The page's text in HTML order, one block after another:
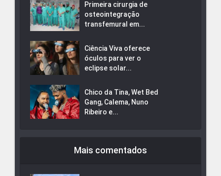
Primeira cirurgia de
osteointegração
transfemural em...
Ciência Viva oferece
óculos para ver o
eclipse solar...
Chico da Tina, Wet Bed
Gang, Calema, Nuno
Ribeiro e...
Mais comentados